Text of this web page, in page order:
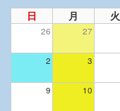
日 月 火
26 27
2 3
9 10